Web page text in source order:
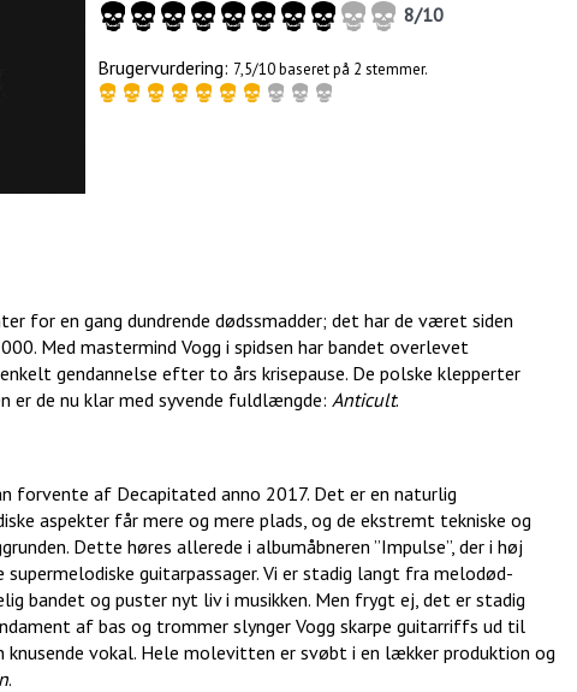
8/10
Brugervurdering: 7,5/10 baseret på 2 stemmer.
for en gang dundrende dødssmadder; det har de været siden
Med mastermind Vogg i spidsen har bandet overlevet
gendannelse efter to års krisepause. De polske klepperter
er de nu klar med syvende fuldlængde: Anticult.
forvente af Decapitated anno 2017. Det er en naturlig
aspekter får mere og mere plads, og de ekstremt tekniske og
Dette høres allerede i albumåbneren ”Impulse”, der i høj
guitarpassager. Vi er stadig langt fra melodød-
bandet og puster nyt liv i musikken. Men frygt ej, det er stadig
af bas og trommer slynger Vogg skarpe guitarriffs ud til
vokal. Hele molevitten er svøbt i en lækker produktion og
.